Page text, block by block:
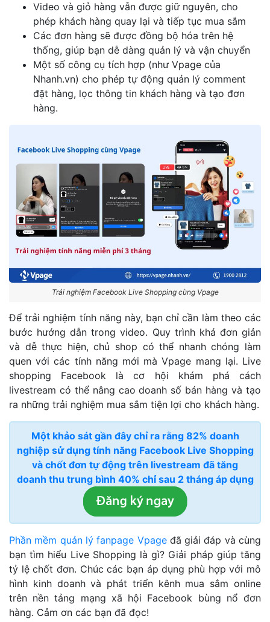
Video và giỏ hàng vẫn được giữ nguyên, cho
phép khách hàng quay lại và tiếp tục mua sắm
Các đơn hàng sẽ được đồng bộ hóa trên hệ
thống, giúp bạn dễ dàng quản lý và vận chuyển
Một số công cụ tích hợp (như Vpage của
Nhanh.vn) cho phép tự động quản lý comment
đặt hàng, lọc thông tin khách hàng và tạo đơn
hàng.
Trải nghiệm Facebook Live Shopping cùng Vpage
Để trải nghiệm tính năng này, bạn chỉ cần làm theo các
bước hướng dẫn trong video. Quy trình khá đơn giản
và dễ thực hiện, chủ shop có thể nhanh chóng làm
quen với các tính năng mới mà Vpage mang lại. Live
shopping Facebook là cơ hội khám phá cách
livestream có thể nâng cao doanh số bán hàng và tạo
ra những trải nghiệm mua sắm tiện lợi cho khách hàng.
Một khảo sát gần đây chỉ ra rằng 82% doanh
nghiệp sử dụng tính năng Facebook Live Shopping
và chốt đơn tự động trên livestream đã tăng
doanh thu trung bình 40% chỉ sau 2 tháng áp dụng
Phần mềm quản lý fanpage Vpageđã giải đáp và cùng
bạn tìm hiểu Live Shopping là gì? Giải pháp giúp tăng
tỷ lệ chốt đơn. Chúc các bạn áp dụng phù hợp với mô
hình kinh doanh và phát triển kênh mua sắm online
trên nền tảng mạng xã hội Facebook bùng nổ đơn
hàng. Cảm ơn các bạn đã đọc!